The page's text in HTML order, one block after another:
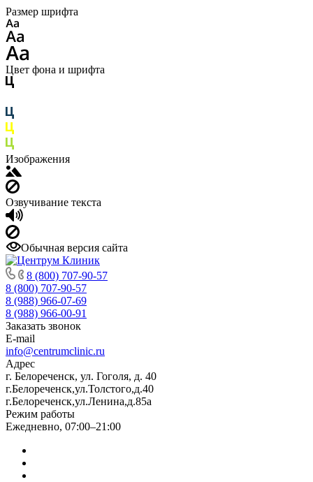
Размер шрифта
Цвет фона и шрифта
Изображения
Озвучивание текста
Обычная версия сайта
8 (800) 707-90-57
8 (800) 707-90-57
8 (988) 966-07-69
8 (988) 966-00-91
Заказать звонок
E-mail
info@centrumclinic.ru
Адрес
г. Белореченск, ул. Гоголя, д. 40
г.Белореченск,ул.Толстого,д.40
г.Белореченск,ул.Ленина,д.85а
Режим работы
Ежедневно, 07:00–21:00